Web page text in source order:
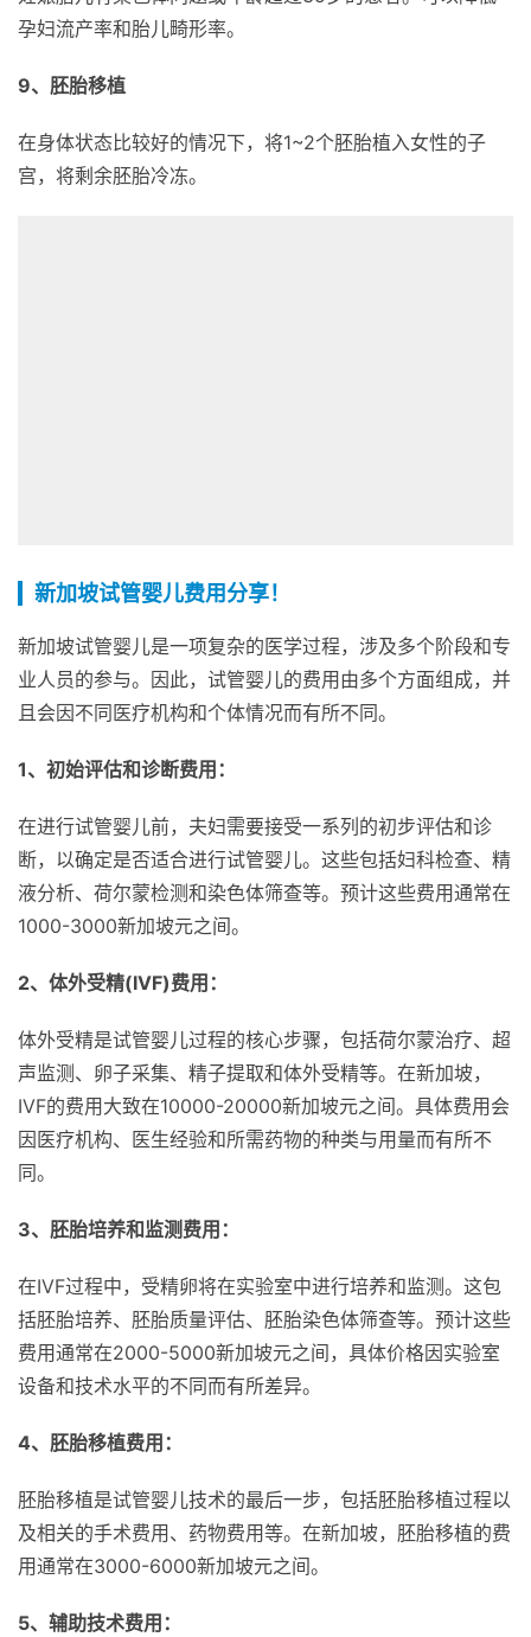
孕妇流产率和胎儿畸形率。
9、胚胎移植
在身体状态比较好的情况下，将1~2个胚胎植入女性的子
宫，将剩余胚胎冷冻。
新加坡试管婴儿费用分享！
新加坡试管婴儿是一项复杂的医学过程，涉及多个阶段和专
业人员的参与。因此，试管婴儿的费用由多个方面组成，并
且会因不同医疗机构和个体情况而有所不同。
1、初始评估和诊断费用：
在进行试管婴儿前，夫妇需要接受一系列的初步评估和诊
断，以确定是否适合进行试管婴儿。这些包括妇科检查、精
液分析、荷尔蒙检测和染色体筛查等。预计这些费用通常在
1000-3000新加坡元之间。
2、体外受精(IVF)费用：
体外受精是试管婴儿过程的核心步骤，包括荷尔蒙治疗、超
声监测、卵子采集、精子提取和体外受精等。在新加坡，
IVF的费用大致在10000-20000新加坡元之间。具体费用会
因医疗机构、医生经验和所需药物的种类与用量而有所不
同。
3、胚胎培养和监测费用：
在IVF过程中，受精卵将在实验室中进行培养和监测。这包
括胚胎培养、胚胎质量评估、胚胎染色体筛查等。预计这些
费用通常在2000-5000新加坡元之间，具体价格因实验室
设备和技术水平的不同而有所差异。
4、胚胎移植费用：
胚胎移植是试管婴儿技术的最后一步，包括胚胎移植过程以
及相关的手术费用、药物费用等。在新加坡，胚胎移植的费
用通常在3000-6000新加坡元之间。
5、辅助技术费用：